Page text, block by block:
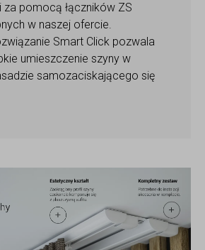
za pomocą łączników ZS
w naszej ofercie.
Smart Click pozwala
umieszczenie szyny w
samozaciskającego się